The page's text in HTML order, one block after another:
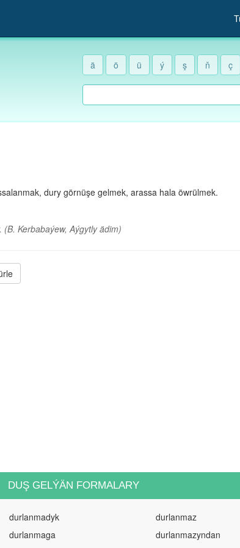
ä ö ü ý ş ň ç
dury görnüşe gelmek, arassa hala öwrülmek.
(B. Kerbabaýew, Aýgytly ädim)
DUŞ GELÝÄN FORMALARY
durlanmadyk
durlanmaga
durlanmaz
durlanmazyndan